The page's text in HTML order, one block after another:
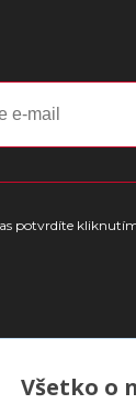
potvrdíte
Všetko o